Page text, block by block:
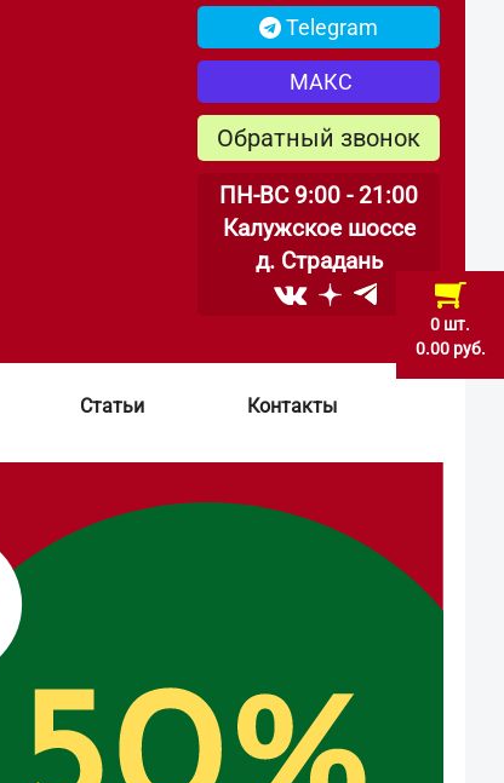
0 шт.
0.00 руб.
Telegram
МАКС
Обратный звонок
ПН-ВС 9:00 - 21:00
Калужское шоссе
д. Страдань
Статьи Контакты